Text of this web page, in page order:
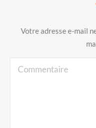
Votre adresse e-mail
Commentaire